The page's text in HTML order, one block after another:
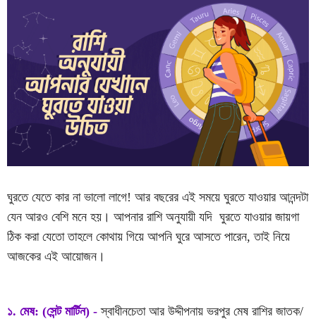
ঘুরতে যেতে কার না ভালো লাগে! আর বছরের এই সময়ে ঘুরতে যাওয়ার আনন্দটা
যেন আরও বেশি মনে হয়। আপনার রাশি অনুযায়ী যদি ঘুরতে যাওয়ার জায়গা
ঠিক করা যেতো তাহলে কোথায় গিয়ে আপনি ঘুরে আসতে পারেন, তাই নিয়ে
আজকের এই আয়োজন।
১. মেষ: (সেন্ট মার্টিন) -স্বাধীনচেতা আর উদ্দীপনায় ভরপুর মেষ রাশির জাতক/